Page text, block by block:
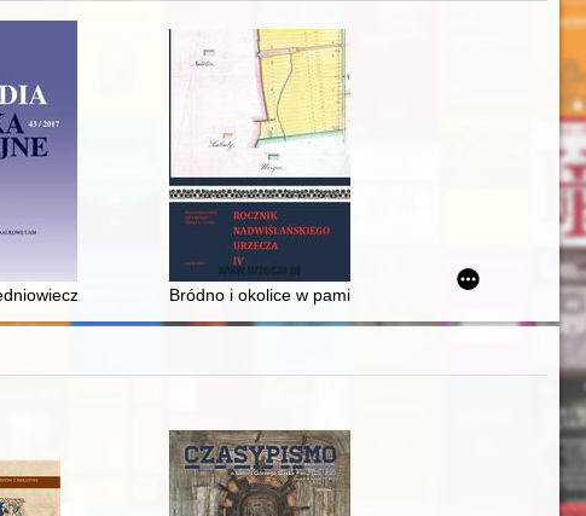
Żydowską Komisję Historyczną w Krakowie w kontekście metodologii
mieście - recenzja]
Bródno i okolice w pamięci mieszkańców - recenzja]